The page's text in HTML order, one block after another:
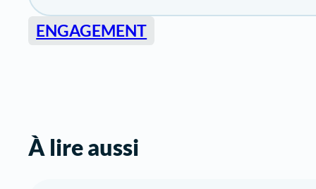
ENGAGEMENT
À lire aussi